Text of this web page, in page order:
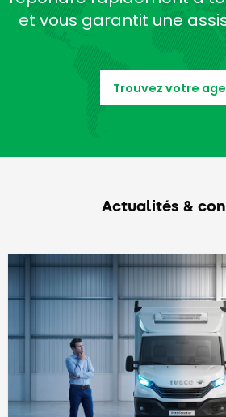
et vous garantit une
Trouvez votre
Actualités &